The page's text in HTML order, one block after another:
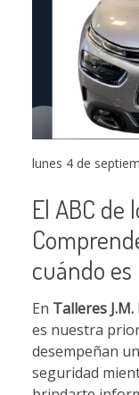
lunes 4 de
El ABC de
cuándo
En Talleres
es nuestra
desempeñan
seguridad